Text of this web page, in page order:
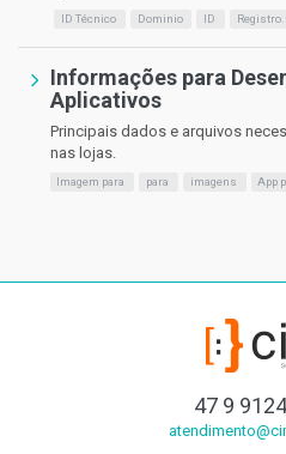
ID Técnico Dominio ID
Informações para
Aplicativos
Principais dados e arquivos
nas lojas.
Imagem para para imagens App
47 9